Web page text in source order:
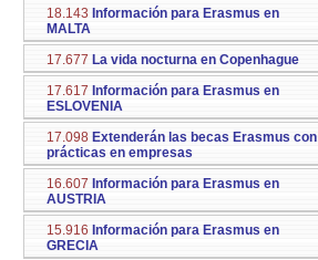
18.143 Información para Erasmus en
MALTA
17.677 La vida nocturna en Copenhague
17.617 Información para Erasmus en
ESLOVENIA
17.098 Extenderán las becas Erasmus con
prácticas en empresas
16.607 Información para Erasmus en
AUSTRIA
15.916 Información para Erasmus en
GRECIA